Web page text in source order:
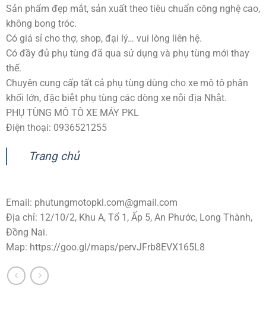
Sản phẩm đẹp mắt, sản xuất theo tiêu chuẩn công nghệ cao,
không bong tróc.
Có giá sỉ cho thợ, shop, đại lý… vui lòng liên hệ.
Có đầy đủ phụ tùng đã qua sử dụng và phụ tùng mới thay
thế.
Chuyên cung cấp tất cả phụ tùng dùng cho xe mô tô phân
khối lớn, đặc biệt phụ tùng các dòng xe nội địa Nhật.
PHỤ TÙNG MÔ TÔ XE MÁY PKL
Điện thoại: 0936521255
Trang chủ
Email: phutungmotopkl.com@gmail.com
Địa chỉ: 12/10/2, Khu A, Tổ 1, Ấp 5, An Phước, Long Thành,
Đồng Nai.
Map: https://goo.gl/maps/pervJFrb8EVX165L8